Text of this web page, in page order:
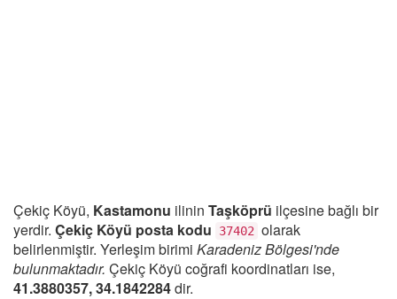
Çekiç Köyü, Kastamonu ilinin Taşköprü ilçesine bağlı bir
yerdir. Çekiç Köyü posta kodu 37402 olarak
belirlenmiştir. Yerleşim birimi Karadeniz Bölgesi'nde
bulunmaktadır. Çekiç Köyü coğrafi koordinatları ise,
41.3880357, 34.1842284dir.